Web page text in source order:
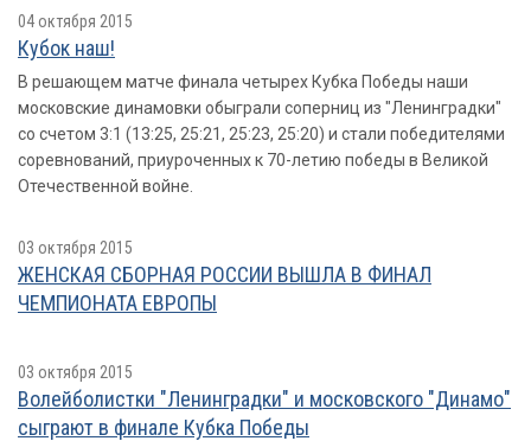
04 октября 2015
Кубок наш!
В решающем матче финала четырех Кубка Победы наши
московские динамовки обыграли соперниц из "Ленинградки"
со счетом 3:1 (13:25, 25:21, 25:23, 25:20) и стали победителями
соревнований, приуроченных к 70-летию победы в Великой
Отечественной войне.
03 октября 2015
ЖЕНСКАЯ СБОРНАЯ РОССИИ ВЫШЛА В ФИНАЛ
ЧЕМПИОНАТА ЕВРОПЫ
03 октября 2015
Волейболистки "Ленинградки" и московского "Динамо"
сыграют в финале Кубка Победы